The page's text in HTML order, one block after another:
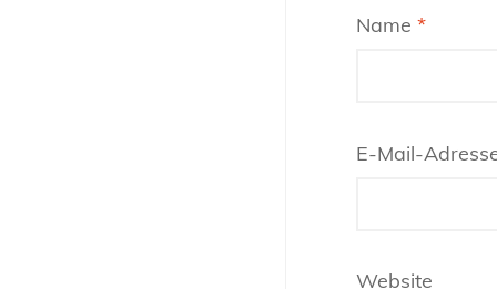
Name *
E-Mail-
Website